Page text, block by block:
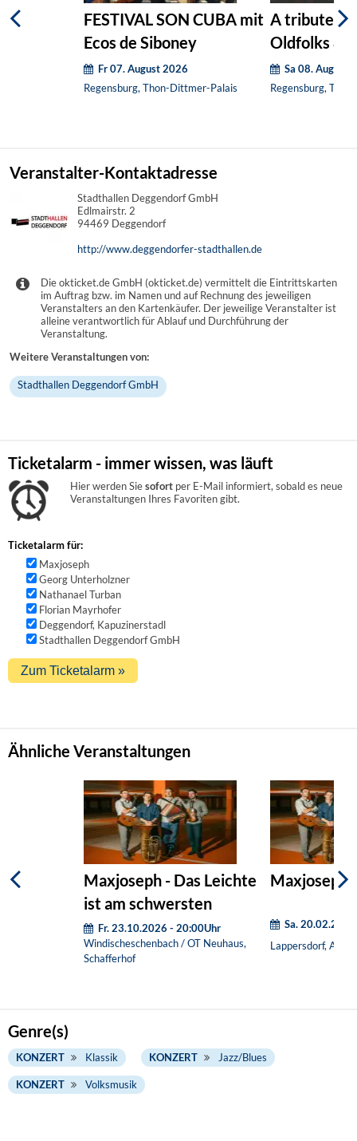
FESTIVAL SON CUBA mit
Ecos de Siboney
Fr 07. August 2026
Regensburg, Thon-Dittmer-Palais
A tribute to
Oldfolks &
Sa 08. August
Regensburg,
Veranstalter-Kontaktadresse
Stadthallen Deggendorf GmbH
Edlmairstr. 2
94469 Deggendorf
http://www.deggendorfer-stadthallen.de
Die okticket.de GmbH (okticket.de) vermittelt die Eintrittskarten
im Auftrag bzw. im Namen und auf Rechnung des jeweiligen
Veranstalters an den Kartenkäufer. Der jeweilige Veranstalter ist
alleine verantwortlich für Ablauf und Durchführung der
Veranstaltung.
Weitere Veranstaltungen von:
Stadthallen Deggendorf GmbH
Ticketalarm - immer wissen, was läuft
Hier werden Siesofort per E-Mail informiert, sobald es neue
Veranstaltungen Ihres Favoriten gibt.
Ticketalarm für:
Maxjoseph
Georg Unterholzner
Nathanael Turban
Florian Mayrhofer
Deggendorf, Kapuzinerstadl
Stadthallen Deggendorf GmbH
Ähnliche Veranstaltungen
Maxjoseph - Das Leichte
ist am schwersten
Fr. 23.10.2026 - 20:00Uhr
Windischeschenbach / OT Neuhaus,
Schafferhof
Maxjoseph:
Sa.
Lappersdorf,
Genre(s)
KONZERT Klassik KONZERT Jazz/Blues
KONZERT Volksmusik